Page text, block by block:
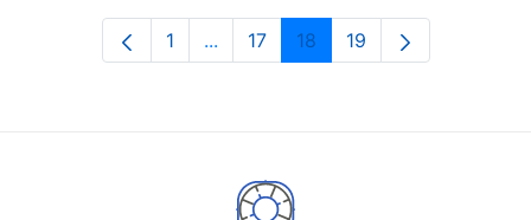
Pàgina
1 ...Pàgines intermèdies Utilitzeu TAB
Pàgina
17 Pàgina
18 Pàgina
19